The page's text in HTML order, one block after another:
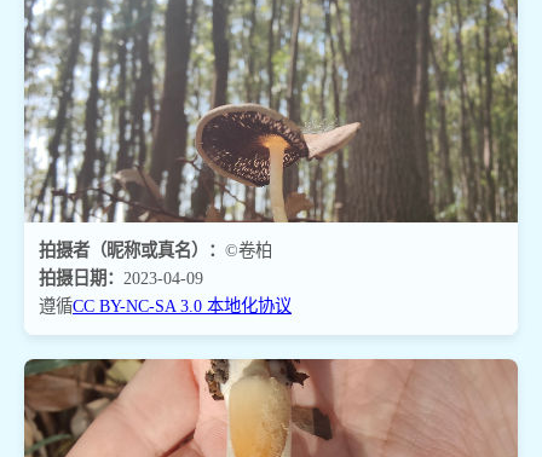
拍摄者（昵称或真名）： ©卷柏
拍摄日期： 2023-04-09
遵循CC BY-NC-SA 3.0 本地化协议